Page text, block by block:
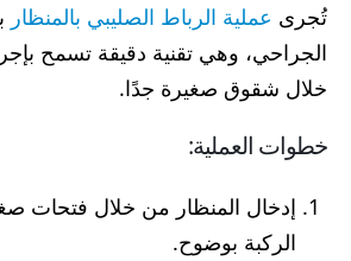
تُجرى عملية الرباط الصليبي بالمنظار
الجراحي، وهي تقنية دقيقة تسمح
خلال شقوق صغيرة جدًا.
خطوات العملية:
إدخال المنظار من خلال فتحات
الركبة بوضوح.